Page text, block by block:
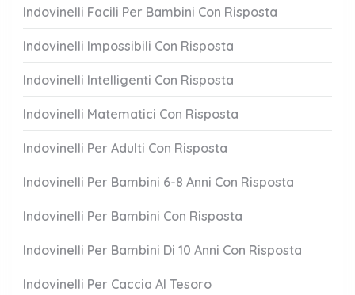
Indovinelli Facili Per Bambini Con Risposta
Indovinelli Impossibili Con Risposta
Indovinelli Intelligenti Con Risposta
Indovinelli Matematici Con Risposta
Indovinelli Per Adulti Con Risposta
Indovinelli Per Bambini 6-8 Anni Con Risposta
Indovinelli Per Bambini Con Risposta
Indovinelli Per Bambini Di 10 Anni Con Risposta
Indovinelli Per Caccia Al Tesoro